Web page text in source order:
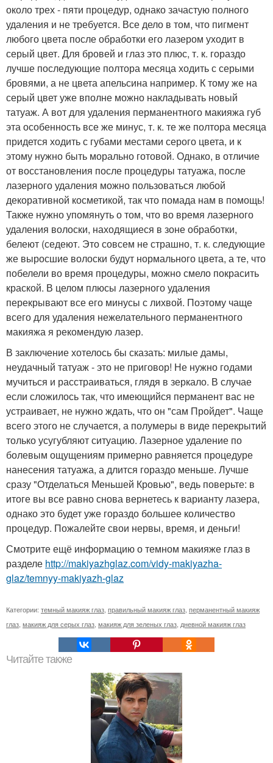
около трех - пяти процедур, однако зачастую полного
удаления и не требуется. Все дело в том, что пигмент
любого цвета после обработки его лазером уходит в
серый цвет. Для бровей и глаз это плюс, т. к. гораздо
лучше последующие полтора месяца ходить с серыми
бровями, а не цвета апельсина например. К тому же на
серый цвет уже вполне можно накладывать новый
татуаж. А вот для удаления перманентного макияжа губ
эта особенность все же минус, т. к. те же полтора месяца
придется ходить с губами местами серого цвета, и к
этому нужно быть морально готовой. Однако, в отличие
от восстановления после процедуры татуажа, после
лазерного удаления можно пользоваться любой
декоративной косметикой, так что помада нам в помощь!
Также нужно упомянуть о том, что во время лазерного
удаления волоски, находящиеся в зоне обработки,
белеют (седеют. Это совсем не страшно, т. к. следующие
же выросшие волоски будут нормального цвета, а те, что
побелели во время процедуры, можно смело покрасить
краской. В целом плюсы лазерного удаления
перекрывают все его минусы с лихвой. Поэтому чаще
всего для удаления нежелательного перманентного
макияжа я рекомендую лазер.
В заключение хотелось бы сказать: милые дамы,
неудачный татуаж - это не приговор! Не нужно годами
мучиться и расстраиваться, глядя в зеркало. В случае
если сложилось так, что имеющийся перманент вас не
устраивает, не нужно ждать, что он "сам Пройдет". Чаще
всего этого не случается, а полумеры в виде перекрытий
только усугубляют ситуацию. Лазерное удаление по
болевым ощущениям примерно равняется процедуре
нанесения татуажа, а длится гораздо меньше. Лучше
сразу "Отделаться Меньшей Кровью", ведь поверьте: в
итоге вы все равно снова вернетесь к варианту лазера,
однако это будет уже гораздо большее количество
процедур. Пожалейте свои нервы, время, и деньги!
Смотрите ещё информацию о темном макияже глаз в
разделе http://makiyazhglaz.com/vidy-makiyazha-
glaz/temnyy-makiyazh-glaz
Категории: темный макияж глаз правильный макияж глаз перманентный макияж
глаз макияж для серых глаз макияж для зеленых глаз дневной макияж глаз
Читайте также